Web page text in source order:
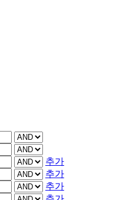
추가
추가
추가